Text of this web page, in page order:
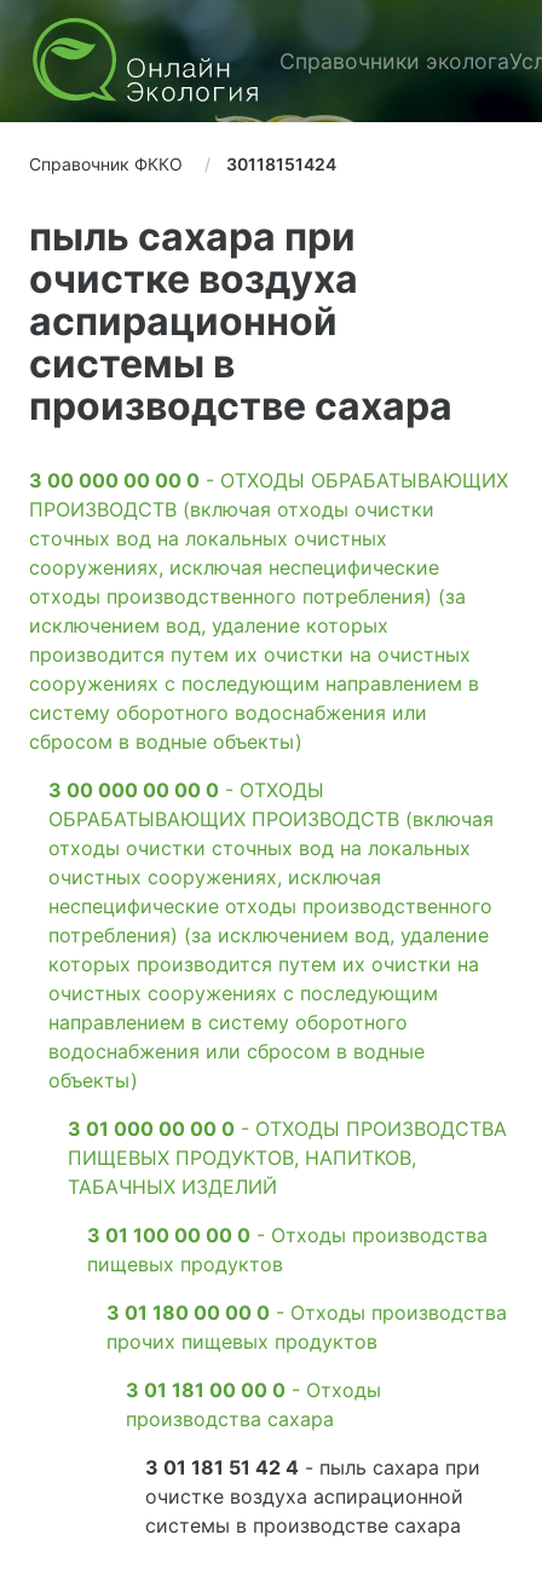
Справочники эколога
Справочник ФККО 30118151424
пыль сахара при
очистке воздуха
аспирационной
системы в
производстве сахара
3 00 000 00 00 0 - ОТХОДЫ ОБРАБАТЫВАЮЩИХ
ПРОИЗВОДСТВ (включая отходы очистки
сточных вод на локальных очистных
сооружениях, исключая неспецифические
отходы производственного потребления) (за
исключением вод, удаление которых
производится путем их очистки на очистных
сооружениях с последующим направлением в
систему оборотного водоснабжения или
сбросом в водные объекты)
3 00 000 00 00 0 - ОТХОДЫ
ОБРАБАТЫВАЮЩИХ ПРОИЗВОДСТВ (включая
отходы очистки сточных вод на локальных
очистных сооружениях, исключая
неспецифические отходы производственного
потребления) (за исключением вод, удаление
которых производится путем их очистки на
очистных сооружениях с последующим
направлением в систему оборотного
водоснабжения или сбросом в водные
объекты)
3 01 000 00 00 0 - ОТХОДЫ ПРОИЗВОДСТВА
ПИЩЕВЫХ ПРОДУКТОВ, НАПИТКОВ,
ТАБАЧНЫХ ИЗДЕЛИЙ
3 01 100 00 00 0 - Отходы производства
пищевых продуктов
3 01 180 00 00 0 - Отходы производства
прочих пищевых продуктов
3 01 181 00 00 0 - Отходы
производства сахара
3 01 181 51 42 4 - пыль сахара при
очистке воздуха аспирационной
системы в производстве сахара